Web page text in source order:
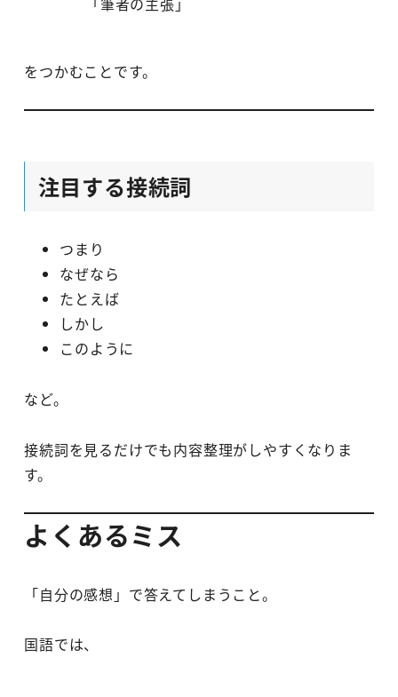
をつかむことです。
注目する接続詞
つまり
なぜなら
たとえば
しかし
このように
など。
接続詞を見るだけでも内容整理がしやすくなりま
す。
よくあるミス
「自分の感想」で答えてしまうこと。
国語では、